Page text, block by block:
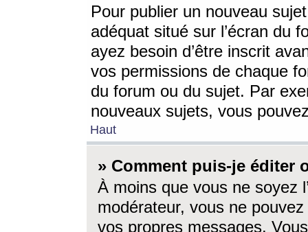
Pour publier un nouveau
adéquat situé sur l’écran du
ayez besoin d’être inscrit
vos permissions de chaque
du forum ou du sujet. Par
nouveaux sujets, vous
Haut
» Comment puis-je éditer
À moins que vous ne soyez
modérateur, vous ne
vos propres messages.